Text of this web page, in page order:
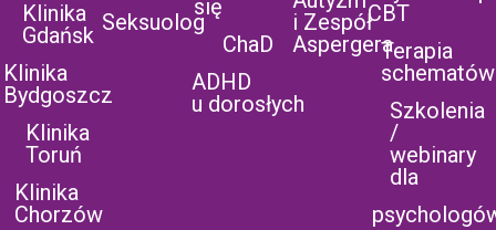
Klinika
Gdańsk
Klinika
Bydgoszcz
Klinika
Toruń
Klinika
Chorzów
Seksuolog
się
ChaD
ADHD
u dorosłych
i Zespół
Aspergera
CBT
Terapia
schematów
Szkolenia
/
webinary
dla